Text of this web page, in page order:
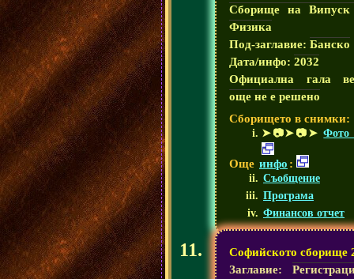
Сборище на Випуск
Физика
Под-заглавие: Банско
Дата/инфо: 2032
Официална гала
още не е решено
Сборището в снимки:
➤📷➤📷➤ Фото
Още инфо :
Съобщение
Програма
Финансов отчет
Софийското сборище
Заглавие: